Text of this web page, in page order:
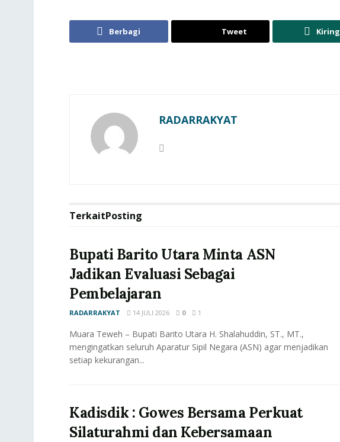
Berbagi Tweet Kiring
RADARRAKYAT
TerkaitPosting
Bupati Barito Utara Minta ASN
Jadikan Evaluasi Sebagai
Pembelajaran
RADARRAKYAT 14 JULI 2026 0 1
Muara Teweh – Bupati Barito Utara H. Shalahuddin, ST., MT.,
mengingatkan seluruh Aparatur Sipil Negara (ASN) agar menjadikan
setiap kekurangan...
Kadisdik : Gowes Bersama Perkuat
Silaturahmi dan Kebersamaan